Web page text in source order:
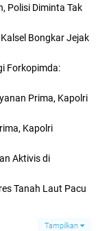
Polisi Diminta Tak
Bongkar Jejak
Forkopimda:
Prima, Kapolri
Kapolri
Aktivis di
Tanah Laut Pacu
Tampilkan